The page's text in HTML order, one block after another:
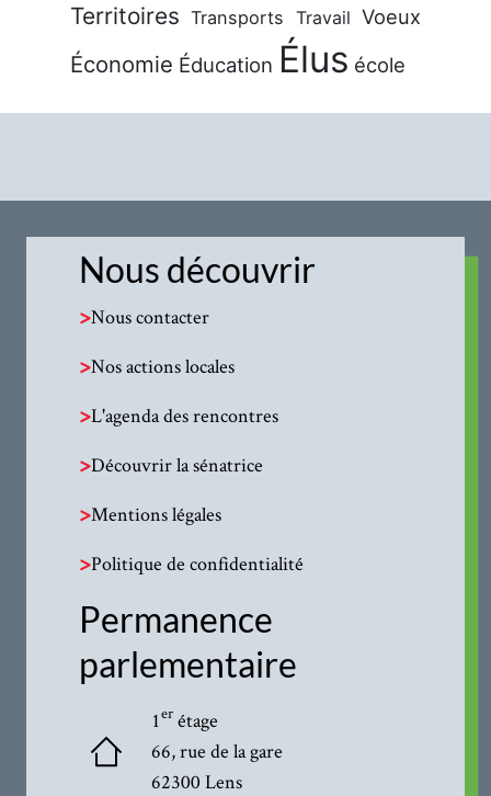
Territoires Transports Travail Voeux
Économie Éducation Élus école
Nous découvrir
>Nous contacter
>Nos actions locales
>L'agenda des rencontres
>Découvrir la sénatrice
>Mentions légales
>Politique de confidentialité
Permanence
parlementaire
1erétage
66, rue de la gare
62300 Lens